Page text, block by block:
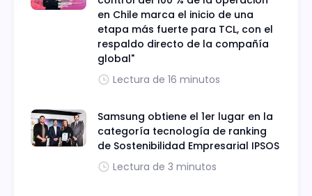
en Chile marca el inicio de una
etapa más fuerte para TCL, con el
respaldo directo de la compañía
global"
Lectura de 16 minutos
Samsung obtiene el 1er lugar en la
categoría tecnología de ranking
de Sostenibilidad Empresarial IPSOS
Lectura de 3 minutos